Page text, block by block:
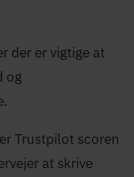
der er vigtige at
og
Trustpilot scoren
at skrive